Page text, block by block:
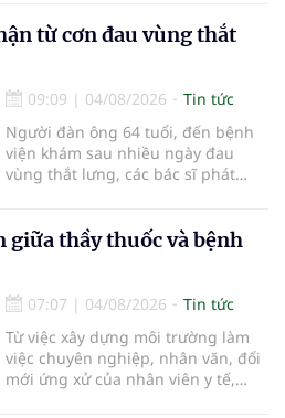
là những nội dung trọng tâm được
báo cáo tại Hội thảo khoa học cập
tiêu hóa - gan mật vừa diễn ra
ngày 1/8 tại Bệnh viện Đại học
quốc tế Hồng Bàng.
từ cơn đau vùng thắt
09:09 | 04/08/2026
Tin tức
Người đàn ông 64 tuổi, đến bệnh
viện khám sau nhiều ngày đau
vùng thắt lưng, các bác sĩ phát
biểu mô tế bào thận. Với khối u còn
ở giai đoạn sớm, người bệnh được
bằng phẫu thuật robot thay vì phải
cắt bỏ toàn bộ quả thận như trước
đây.
giữa thầy thuốc và bệnh
07:07 | 04/08/2026
Tin tức
Từ việc xây dựng môi trường làm
việc chuyên nghiệp, nhân văn, đổi
mới ứng xử của nhân viên y tế,